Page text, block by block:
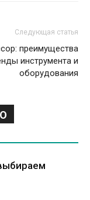
Следующая статья
преимущества
инструмента и
оборудования